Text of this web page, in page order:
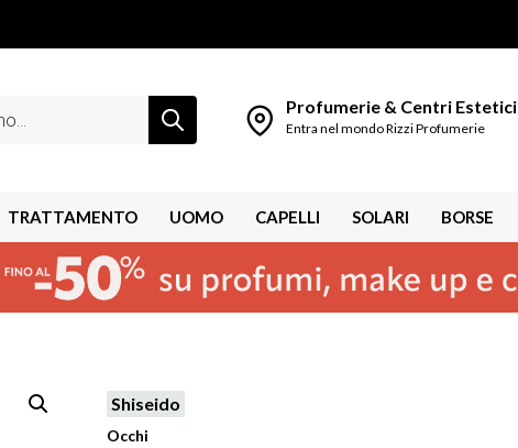
Profumerie & Centri Estetici
Entra nel mondo Rizzi Profumerie
TRATTAMENTO UOMO CAPELLI SOLARI BORSE
Shiseido
Occhi